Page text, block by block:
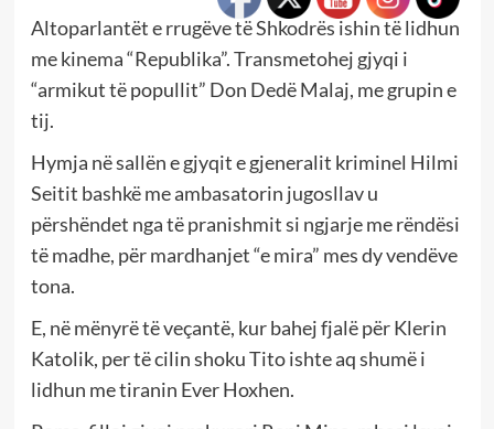
Altoparlantët e rrugëve të Shkodrës ishin të lidhun
me kinema “Republika”. Transmetohej gjyqi i
“armikut të popullit” Don Dedë Malaj, me grupin e
tij.
Hymja në sallën e gjyqit e gjeneralit kriminel Hilmi
Seitit bashkë me ambasatorin jugosllav u
përshëndet nga të pranishmit si ngjarje me rëndësi
të madhe, për mardhanjet “e mira” mes dy vendëve
tona.
E, në mënyrë të veçantë, kur bahej fjalë për Klerin
Katolik, per të cilin shoku Tito ishte aq shumë i
lidhun me tiranin Ever Hoxhen.